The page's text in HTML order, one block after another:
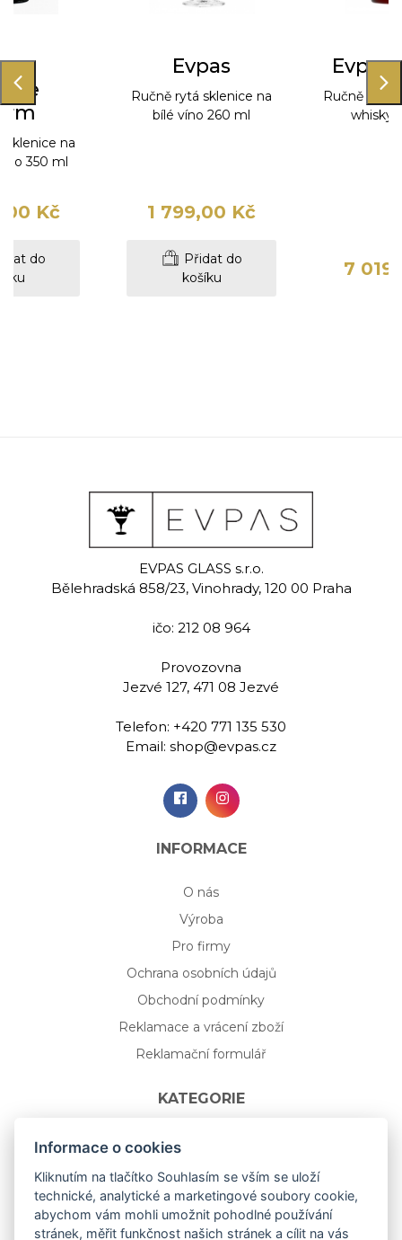
sklenice na
350 ml
Kč
do
Evpas
Ručně rytá sklenice na
bílé víno 260 ml
1 799,00 Kč
Přidat do
košíku
Evpas
Ručně
whisky
7
Ambience
Ručně rytá sklenice na
rum 340 ml
Přidat do
EVPAS GLASS s.r.o.
Bělehradská 858/23, Vinohrady, 120 00 Praha
ičo: 212 08 964
Provozovna
Jezvé 127, 471 08 Jezvé
Telefon: +420 771 135 530
Email: shop@evpas.cz
INFORMACE
O nás
Výroba
Pro firmy
Ochrana osobních údajů
Obchodní podmínky
Reklamace a vrácení zboží
Reklamační formulář
KATEGORIE
Nápojové sklo
Bydlení
Dárkový poukaz na míru
Mystery box
Informace o cookies
Kliknutím na tlačítko Souhlasím se vším se uloží
technické, analytické a marketingové soubory cookie,
abychom vám mohli umožnit pohodlné používání
stránek, měřit funkčnost našich stránek a cílit na vás